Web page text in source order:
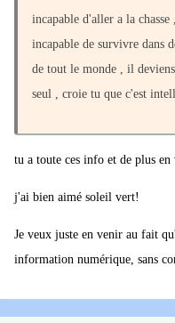
incapable d'aller a la
incapable de survivre dans
de tout le monde , il
seul , croie tu que c'est
tu a toute ces info et de plus
j'ai bien aimé soleil vert!
Je veux juste en venir au fait
information numérique, sans